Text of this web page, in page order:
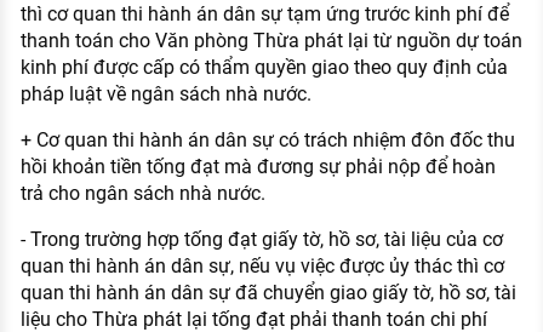
thì cơ quan thi hành án dân sự tạm ứng trước kinh phí để
thanh toán cho Văn phòng Thừa phát lại từ nguồn dự toán
kinh phí được cấp có thẩm quyền giao theo quy định của
pháp luật về ngân sách nhà nước.
+ Cơ quan thi hành án dân sự có trách nhiệm đôn đốc thu
hồi khoản tiền tống đạt mà đương sự phải nộp để hoàn
trả cho ngân sách nhà nước.
- Trong trường hợp tống đạt giấy tờ, hồ sơ, tài liệu của cơ
quan thi hành án dân sự, nếu vụ việc được ủy thác thì cơ
quan thi hành án dân sự đã chuyển giao giấy tờ, hồ sơ, tài
liệu cho Thừa phát lại tống đạt phải thanh toán chi phí